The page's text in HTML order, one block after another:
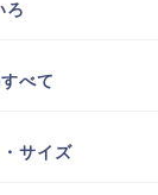
ろ
べて
サイズ